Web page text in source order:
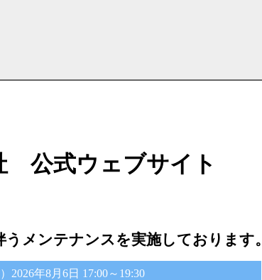
公式ウェブサイト
メンテナンスを実施しております。
2026年8月6日 17:00～19:30